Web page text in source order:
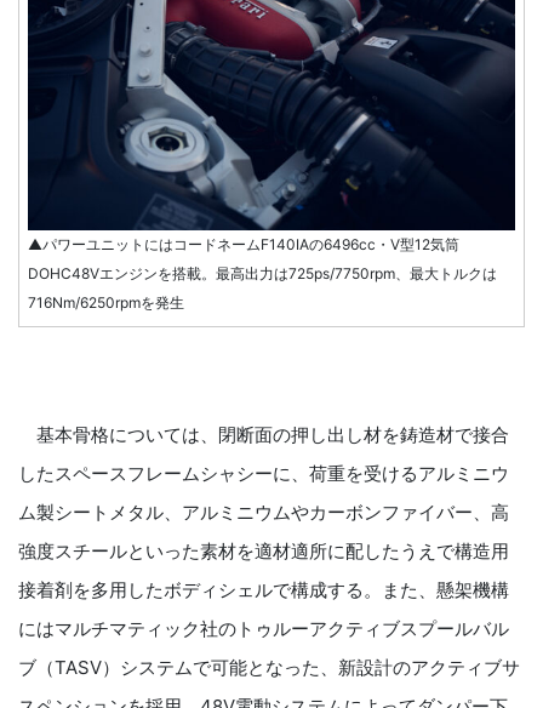
▲パワーユニットにはコードネームF140IAの6496cc・V型12気筒
DOHC48Vエンジンを搭載。最高出力は725ps/7750rpm、最大トルクは
716Nm/6250rpmを発生
基本骨格については、閉断面の押し出し材を鋳造材で接合
したスペースフレームシャシーに、荷重を受けるアルミニウ
ム製シートメタル、アルミニウムやカーボンファイバー、高
強度スチールといった素材を適材適所に配したうえで構造用
接着剤を多用したボディシェルで構成する。また、懸架機構
にはマルチマティック社のトゥルーアクティブスプールバル
ブ（TASV）システムで可能となった、新設計のアクティブサ